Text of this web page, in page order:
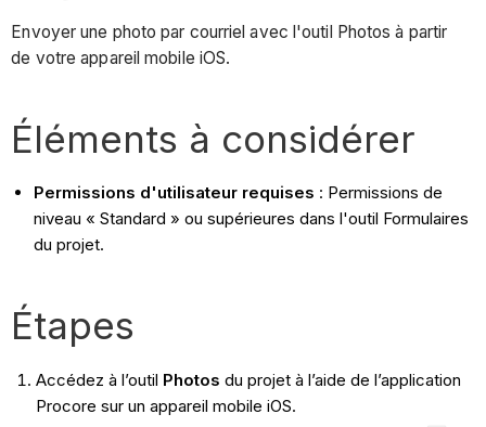
Envoyer une photo par courriel avec l'outil Photos à partir
de votre appareil mobile iOS.
Éléments à considérer
Permissions d'utilisateur requises : Permissions de
niveau « Standard » ou supérieures dans l'outil Formulaires
du projet.
Étapes
Accédez à l’outil Photos du projet à l’aide de l’application
Procore sur un appareil mobile iOS.